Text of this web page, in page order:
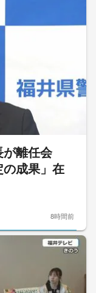
が離任会
成果」在
8時間前